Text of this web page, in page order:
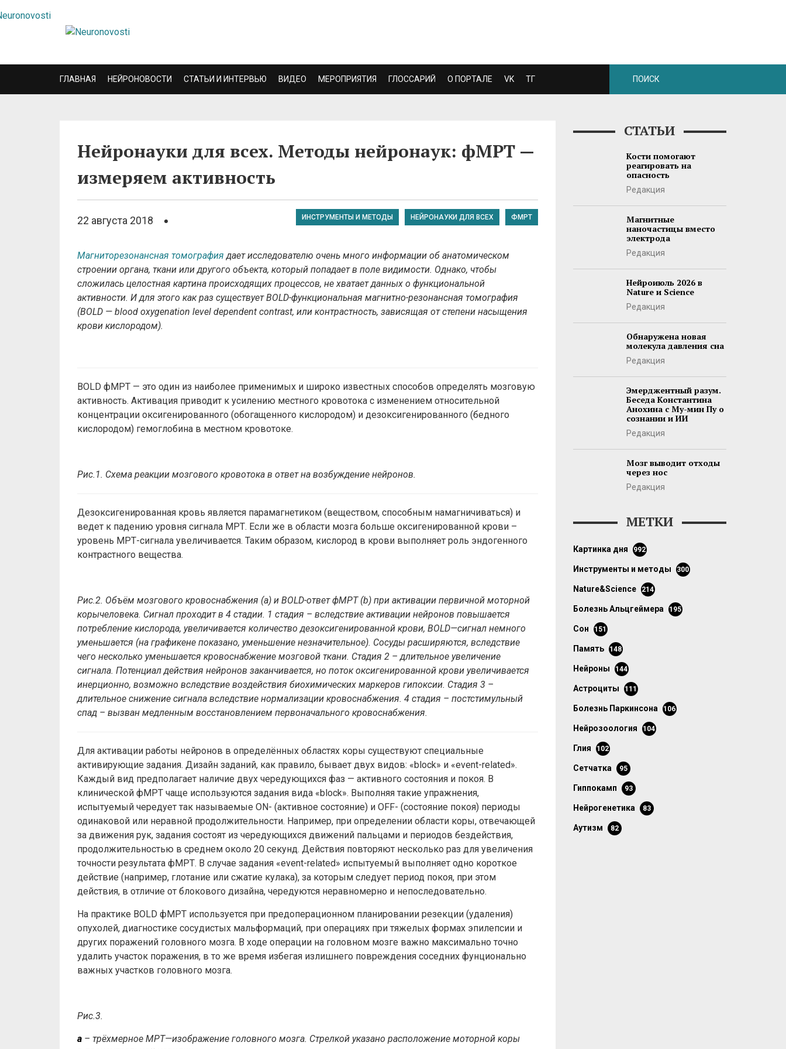
ГЛАВНАЯ НЕЙРОНОВОСТИ СТАТЬИ И ИНТЕРВЬЮ ВИДЕО МЕРОПРИЯТИЯ ГЛОССАРИЙ О ПОРТАЛЕ VK ТГ
Нейронауки для всех. Методы нейронаук: фМРТ —
измеряем активность
22 августа 2018 ИНСТРУМЕНТЫ И МЕТОДЫ НЕЙРОНАУКИ ДЛЯ ВСЕХ ФМРТ
Магниторезонансная томография дает исследователю очень много информации об анатомическом
строении органа, ткани или другого объекта, который попадает в поле видимости. Однако, чтобы
сложилась целостная картина происходящих процессов, не хватает данных о функциональной
активности. И для этого как раз существует BOLD-функциональная магнитно-резонансная томография
(BOLD — blood oxygenation level dependent contrast, или контрастность, зависящая от степени насыщения
крови кислородом).
BOLD фМРТ — это один из наиболее применимых и широко известных способов определять мозговую
активность. Активация приводит к усилению местного кровотока с изменением относительной
концентрации оксигенированного (обогащенного кислородом) и дезоксигенированного (бедного
кислородом) гемоглобина в местном кровотоке.
Рис.1. Схема реакции мозгового кровотока в ответ на возбуждение нейронов.
Дезоксигенированная кровь является парамагнетиком (веществом, способным намагничиваться) и
ведет к падению уровня сигнала МРТ. Если же в области мозга больше оксигенированной крови –
уровень МРТ-сигнала увеличивается. Таким образом, кислород в крови выполняет роль эндогенного
контрастного вещества.
Рис.2. Объём мозгового кровоснабжения (а) и BOLD-ответ фМРТ (b) при активации первичной моторной
корычеловека. Сигнал проходит в 4 стадии. 1 стадия – вследствие активации нейронов повышается
потребление кислорода, увеличивается количество дезоксигенированной крови, BOLD—сигнал немного
уменьшается (на графикене показано, уменьшение незначительное). Сосуды расширяются, вследствие
чего несколько уменьшается кровоснабжение мозговой ткани. Стадия 2 – длительное увеличение
сигнала. Потенциал действия нейронов заканчивается, но поток оксигенированной крови увеличивается
инерционно, возможно вследствие воздействия биохимических маркеров гипоксии. Стадия 3 –
длительное снижение сигнала вследствие нормализации кровоснабжения. 4 стадия – постстимульный
спад – вызван медленным восстановлением первоначального кровоснабжения.
Для активации работы нейронов в определённых областях коры существуют специальные
активирующие задания. Дизайн заданий, как правило, бывает двух видов: «block» и «event-related».
Каждый вид предполагает наличие двух чередующихся фаз — активного состояния и покоя. В
клинической фМРТ чаще используются задания вида «block». Выполняя такие упражнения,
испытуемый чередует так называемые ON- (активное состояние) и OFF- (состояние покоя) периоды
одинаковой или неравной продолжительности. Например, при определении области коры, отвечающей
за движения рук, задания состоят из чередующихся движений пальцами и периодов бездействия,
продолжительностью в среднем около 20 секунд. Действия повторяют несколько раз для увеличения
точности результата фМРТ. В случае задания «event-related» испытуемый выполняет одно короткое
действие (например, глотание или сжатие кулака), за которым следует период покоя, при этом
действия, в отличие от блокового дизайна, чередуются неравномерно и непоследовательно.
На практике BOLD фМРТ используется при предоперационном планировании резекции (удаления)
опухолей, диагностике сосудистых мальформаций, при операциях при тяжелых формах эпилепсии и
других поражений головного мозга. В ходе операции на головном мозге важно максимально точно
удалить участок поражения, в то же время избегая излишнего повреждения соседних фунционально
важных участков головного мозга.
Рис.3.
а – трёхмерное МРТ—изображение головного мозга. Стрелкой указано расположение моторной коры
СТАТЬИ
Кости помогают
реагировать на
опасность
Редакция
Магнитные
наночастицы вместо
электрода
Редакция
Нейроиюль 2026 в
Nature и Science
Редакция
Обнаружена новая
молекула давления сна
Редакция
Эмерджентный разум.
Беседа Константина
Анохина с Му-мин Пу о
сознании и ИИ
Редакция
Мозг выводит отходы
через нос
Редакция
МЕТКИ
картинка дня 992
инструменты и методы 300
Nature&Science 214
болезнь Альцгеймера 195
сон 151
память 148
нейроны 144
астроциты 111
болезнь Паркинсона 106
нейрозоология 104
глия 102
сетчатка 95
гиппокамп 93
нейрогенетика 83
аутизм 82